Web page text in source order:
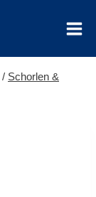
/ Schorlen &